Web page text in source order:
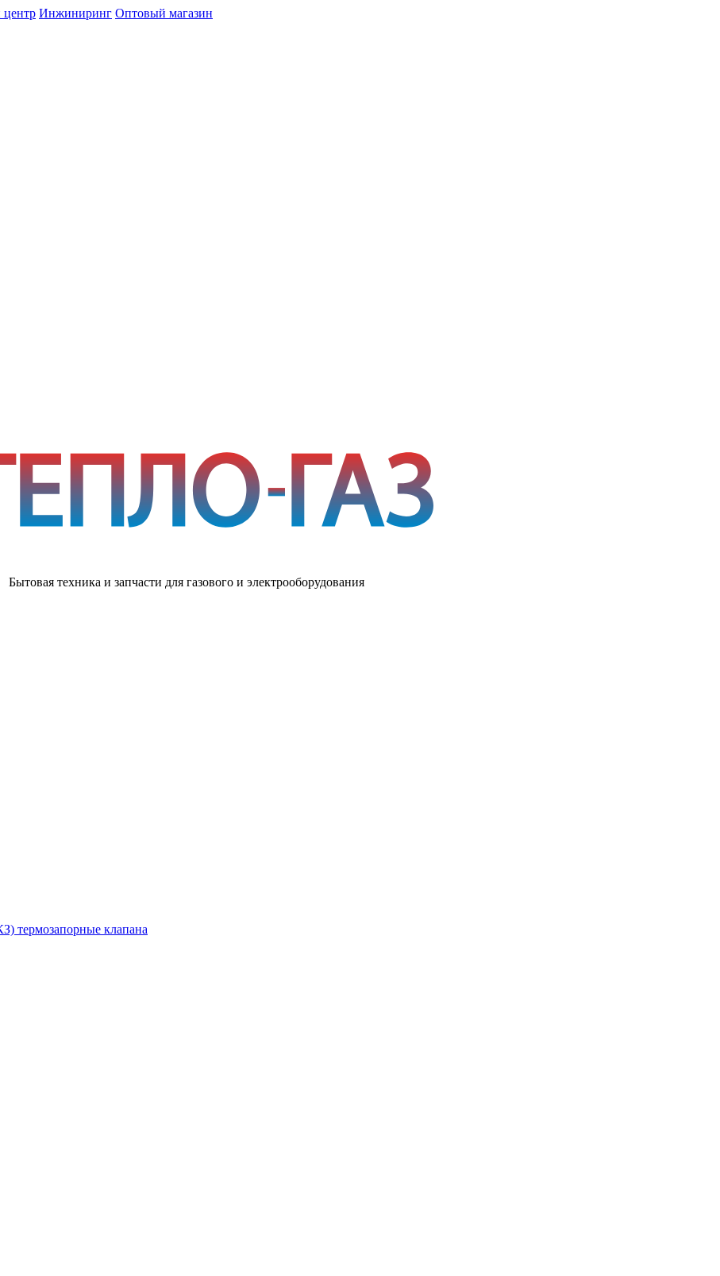
Инжиниринг Оптовый магазин
Бытовая техника и запчасти для газового и электрооборудования
термозапорные клапана